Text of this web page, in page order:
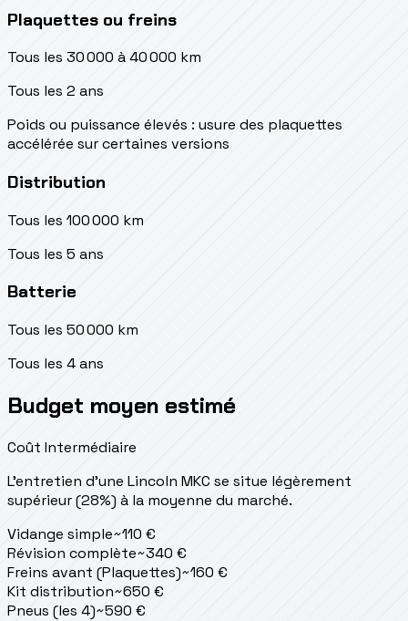
Plaquettes ou freins
Tous les 30 000 à 40 000 km
Tous les 2 ans
Poids ou puissance élevés : usure des plaquettes
accélérée sur certaines versions
Distribution
Tous les 100 000 km
Tous les 5 ans
Batterie
Tous les 50 000 km
Tous les 4 ans
Budget moyen estimé
Coût Intermédiaire
L'entretien d'une Lincoln MKC se situe légèrement
supérieur (28%) à la moyenne du marché.
Vidange simple~110 €
Révision complète~340 €
Freins avant (Plaquettes)~160 €
Kit distribution~650 €
Pneus (les 4)~590 €